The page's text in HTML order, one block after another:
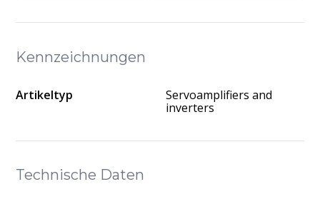
Technische Daten
Kennzeichnungen
Artikeltyp
Servoamplifiers and
inverters